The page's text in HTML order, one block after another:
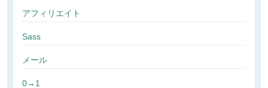
アフィリエイト
Sass
メール
0→1